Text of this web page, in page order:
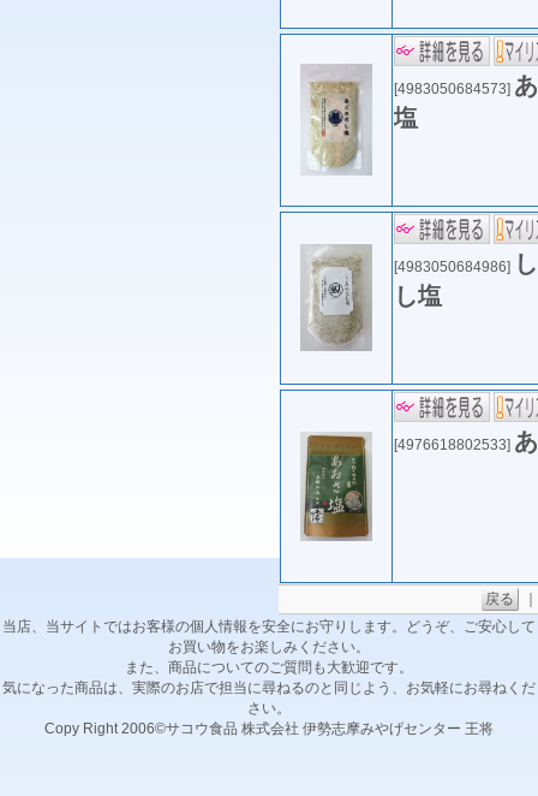
[4983050684573]
塩
[4983050684986]
し塩
[4976618802533]
戻る
当店、当サイトではお客様の個人情報を安全にお守りします。どうぞ、ご安心して
お買い物をお楽しみください。
また、商品についてのご質問も大歓迎です。
気になった商品は、実際のお店で担当に尋ねるのと同じよう、お気軽にお尋ねくだ
さい。
Copy Right 2006©サコウ食品 株式会社 伊勢志摩みやげセンター 王将